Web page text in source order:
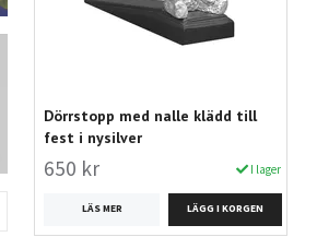
Dörrstopp med nalle klädd till
fest i nysilver
650 kr I lager
LÄS MER